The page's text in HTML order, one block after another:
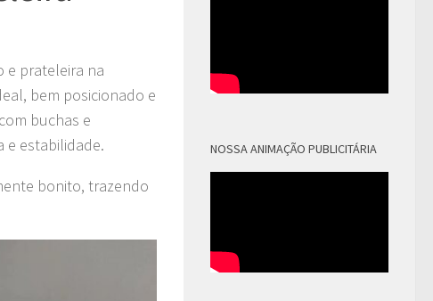
e prateleira na
bem posicionado e
buchas e
e estabilidade.
bonito, trazendo
NOSSA ANIMAÇÃO PUBLICITÁRIA